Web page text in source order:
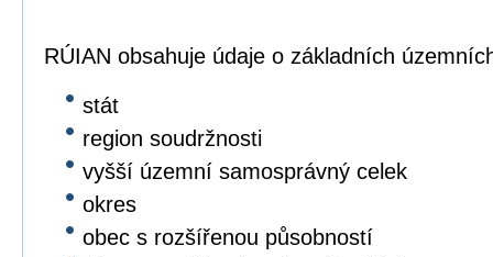
RÚIAN obsahuje údaje o základních
stát
region soudržnosti
vyšší územní samosprávný celek
okres
obec s rozšířenou působností